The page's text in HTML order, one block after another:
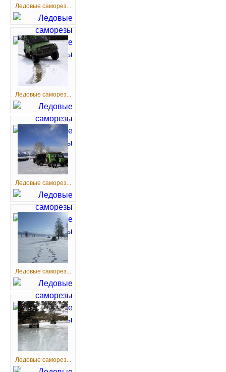
Ледовые саморез...
Ледовые саморез...
Ледовые саморез...
Ледовые саморез...
Ледовые саморез...